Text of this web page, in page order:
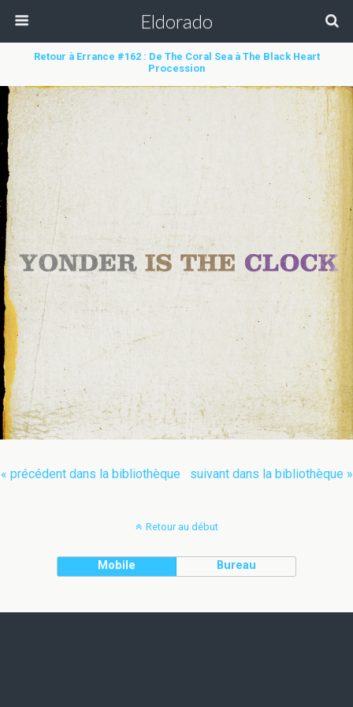
Eldorado
Retour à Errance #162 : De The Coral Sea à The Black Heart
Procession
« précédent dans la bibliothèque suivant dans la bibliothèque »
Retour au début
Mobile Bureau